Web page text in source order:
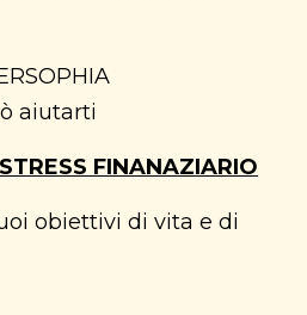
aiutarti
FINANAZIARIO
obiettivi di vita e di